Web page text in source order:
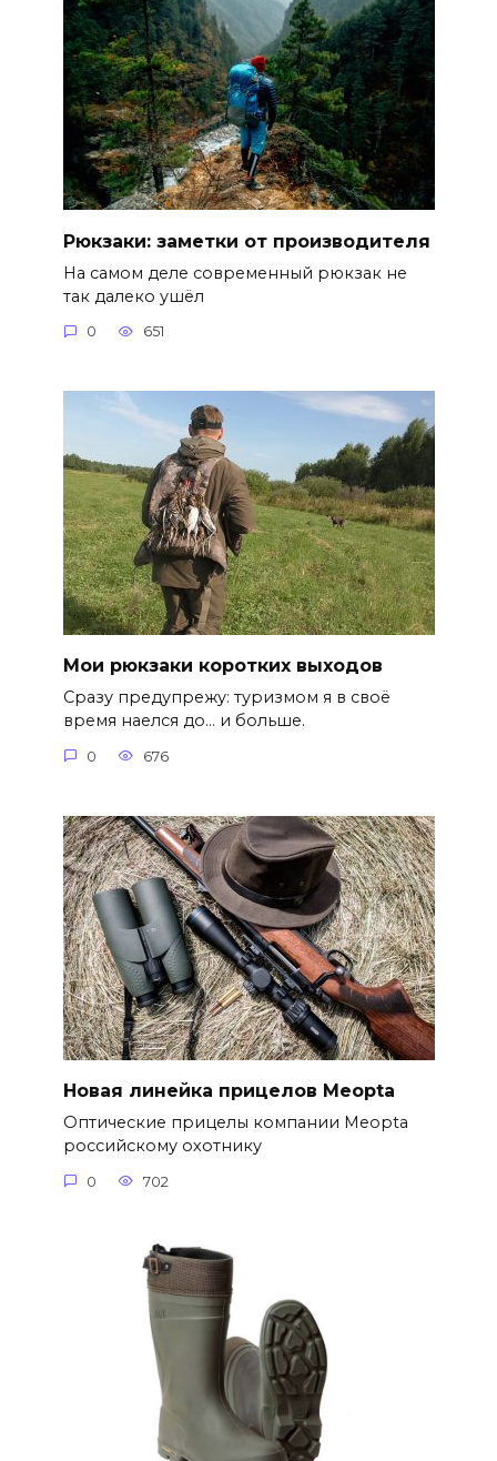
Рюкзаки: заметки от производителя
На самом деле современный рюкзак не
так далеко ушёл
0 651
Мои рюкзаки коротких выходов
Сразу предупрежу: туризмом я в своё
время наелся до… и больше.
0 676
Новая линейка прицелов Meopta
Оптические прицелы компании Meopta
российскому охотнику
0 702